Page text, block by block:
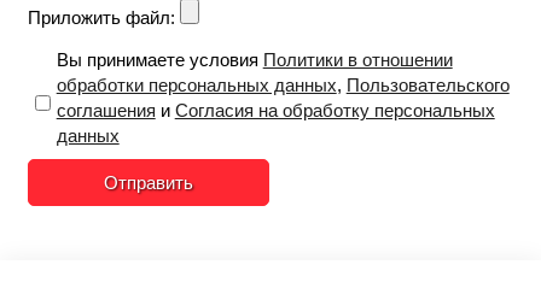
Приложить файл:
Вы принимаете условия Политики в отношении
обработки персональных данных, Пользовательского
соглашения и Согласия на обработку персональных
данных
Отправить